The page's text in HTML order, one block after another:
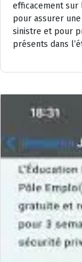
efficacement sur
pour assurer
sinistre et pour
présents dans